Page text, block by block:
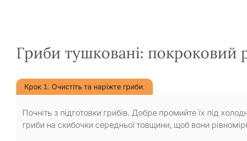
Гриби тушковані: покроковий
Крок 1. Очистіть та наріжте гриби.
Почніть з підготовки грибів. Добре промийте їх під
гриби на скибочки середньої товщини, щоб вони